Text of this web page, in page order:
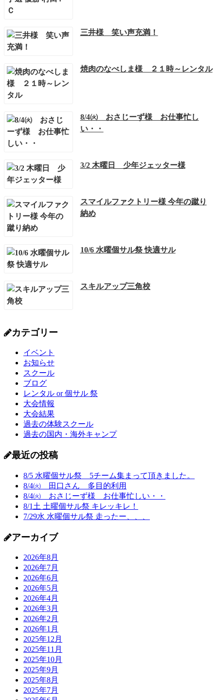
三井様 笑い声充満！
焼肉のなべしま様 ２１時～レンタル
8/4㈫ おさじーず様 お仕事忙し
い・・
3/2 木曜日 少年ジェッター様
スマイルファクトリー様 今年の蹴り
納め
10/6 水曜個サル祭 快適サル
スキルアップ三角校
カテゴリー
イベント
お知らせ
スクール
ブログ
レンタル or 個サル 祭
大会情報
大会結果
過去の体験スクール
過去の国内・海外キャンプ
最近の投稿
8/5 水曜個サル祭 5チーム集まって頂きました。
8/4㈫ 田口さん 多目的利用
8/4㈫ おさじーず様 お仕事忙しい・・
8/1土 土曜個サル祭 キレッキレ！
7/29水 水曜個サル祭 走ったー、、、
アーカイブ
2026年8月
2026年7月
2026年6月
2026年5月
2026年4月
2026年3月
2026年2月
2026年1月
2025年12月
2025年11月
2025年10月
2025年9月
2025年8月
2025年7月